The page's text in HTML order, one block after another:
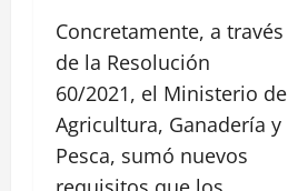
Concretamente, a través
de la Resolución
60/2021, el Ministerio de
Agricultura, Ganadería y
Pesca, sumó nuevos